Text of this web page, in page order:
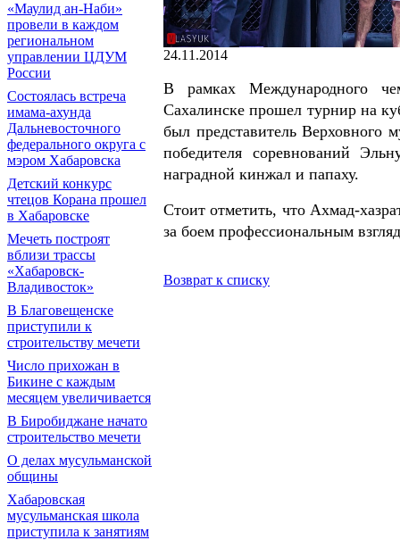
«Маулид ан-Наби»
провели в каждом
региональном
управлении ЦДУМ
России
Состоялась встреча
имама-ахунда
Дальневосточного
федерального округа с
мэром Хабаровска
Детский конкурс
чтецов Корана прошел
в Хабаровске
Мечеть построят
вблизи трассы
«Хабаровск-
Владивосток»
В Благовещенске
приступили к
строительству мечети
Число прихожан в
Бикине с каждым
месяцем увеличивается
В Биробиджане начато
строительство мечети
О делах мусульманской
общины
Хабаровская
мусульманская школа
приступила к занятиям
24.11.2014
В рамках Международного
Сахалинске прошел турнир на
был представитель
победителя соревнований
наградной кинжал и папаху.
Стоит отметить, что Ахмад-
за боем профессиональным
Возврат к списку